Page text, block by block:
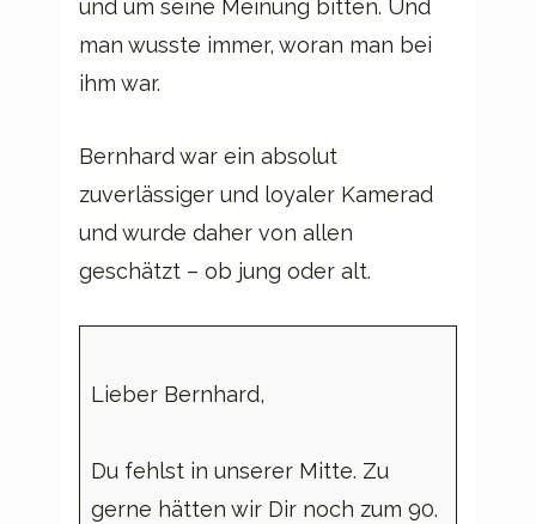
und um seine Meinung bitten. Und
man wusste immer, woran man bei
ihm war.
Bernhard war ein absolut
zuverlässiger und loyaler Kamerad
und wurde daher von allen
geschätzt – ob jung oder alt.
Lieber Bernhard,
Du fehlst in unserer Mitte. Zu
gerne hätten wir Dir noch zum 90.